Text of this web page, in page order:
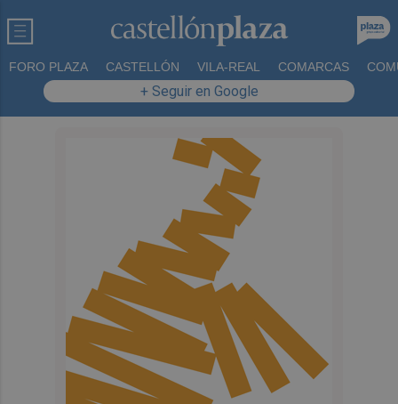
FORO PLAZA CASTELLÓN VILA-REAL COMARCAS
+ Seguir en Google